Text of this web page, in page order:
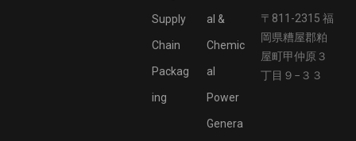
Supply
Chain
Packag
ing
al &
Chemic
al
Power
Genera
〒811-2315 福
岡県糟屋郡粕
屋町甲仲原３
丁目９−３３